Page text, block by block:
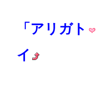
「アリガト
イ